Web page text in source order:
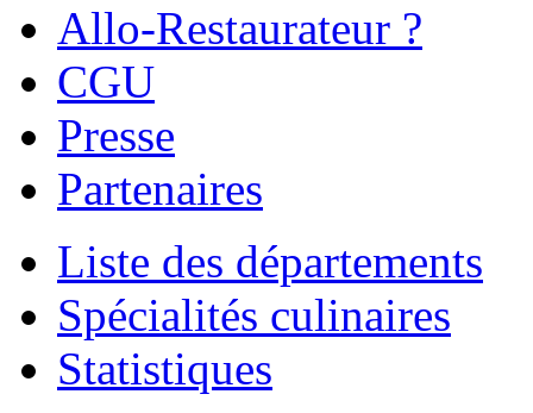
Allo-Restaurateur ?
CGU
Presse
Partenaires
Liste des départements
Spécialités culinaires
Statistiques